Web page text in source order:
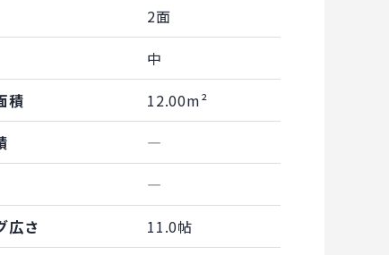
2面
中
積
12.00m²
―
―
広さ
11.0帖